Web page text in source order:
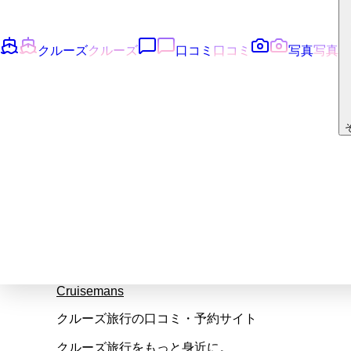
クルーズクルーズ 口コミ 口コミ 写真写真
Cruisemans
クルーズ旅行の口コミ・予約サイト
クルーズ旅行をもっと身近に。